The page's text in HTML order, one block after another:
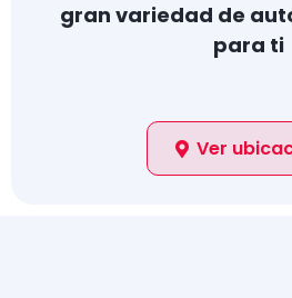
gran variedad de
para ti
Ver